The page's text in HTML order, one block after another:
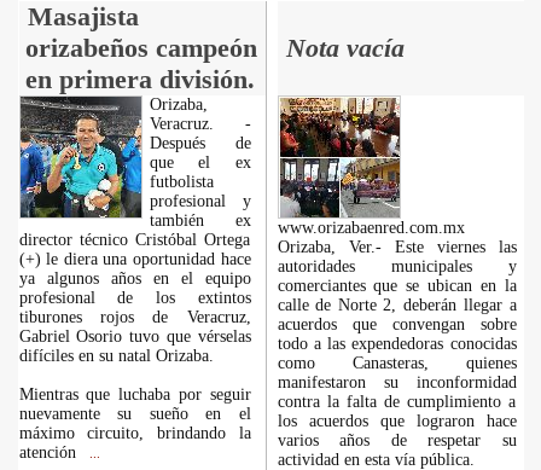
Masajista
orizabeños campeón
en primera división.
Nota vacía
Orizaba,
Veracruz. -
Después de
que el ex
futbolista
profesional y
también ex
director técnico Cristóbal Ortega
(+) le diera una oportunidad hace
ya algunos años en el equipo
profesional de los extintos
tiburones rojos de Veracruz,
Gabriel Osorio tuvo que vérselas
difíciles en su natal Orizaba.
Mientras que luchaba por seguir
nuevamente su sueño en el
máximo circuito, brindando la
atención
www.orizabaenred.com.mx
Orizaba, Ver.- Este viernes las
autoridades municipales y
comerciantes que se ubican en la
calle de Norte 2, deberán llegar a
acuerdos que convengan sobre
todo a las expendedoras conocidas
como Canasteras, quienes
manifestaron su inconformidad
contra la falta de cumplimiento a
los acuerdos que lograron hace
varios años de respetar su
actividad en esta vía pública.